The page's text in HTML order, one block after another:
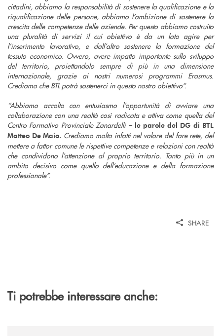
cittadini, abbiamo la responsabilità di sostenere la qualificazione e la
riqualificazione delle persone, abbiamo l’ambizione di sostenere la
crescita delle competenze delle aziende. Per questo abbiamo costruito
una pluralità di servizi il cui obiettivo è da un lato agire per
l’inserimento lavorativo, e dall’altro sostenere la formazione del
tessuto economico. Ovvero, avere impatto importante sullo sviluppo
del territorio, proiettandolo sempre di più in una dimensione
internazionale, grazie ai nostri numerosi programmi Erasmus.
Crediamo che BTL potrà sostenerci in questo nostro obiettivo”.
“Abbiamo accolto con entusiasmo l’opportunità di avviare una
collaborazione con una realtà così radicata e attiva come quella del
Centro Formativo Provinciale Zanardelli – le parole del DG di BTL
Matteo De Maio. Crediamo molto infatti nel valore del fare rete, del
mettere a fattor comune le rispettive competenze e relazioni con realtà
che condividono l’attenzione al proprio territorio. Tanto più in un
ambito decisivo come quello dell’educazione e della formazione
professionale”.
SHARE
Ti potrebbe interessare anche: